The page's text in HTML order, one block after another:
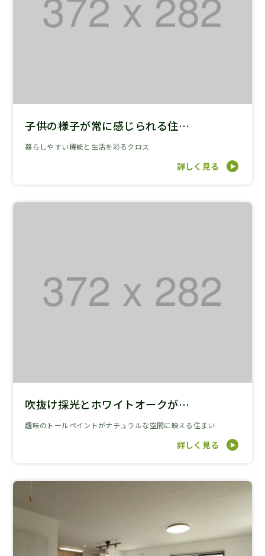
子供の様子が常に感じられる住…
暮らしやすい機能と生活を彩るクロス
詳しく見る
吹抜け採光とホワイトオークが…
趣味のトールペイントがナチュラルな空間に映える住まい
詳しく見る